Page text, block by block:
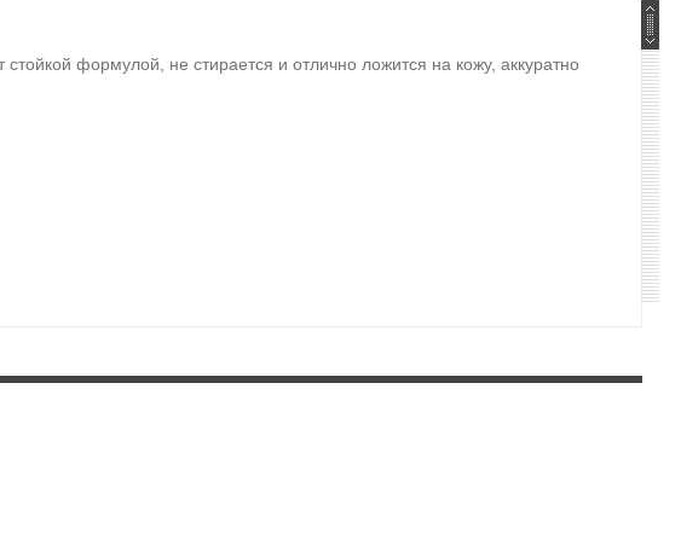
формулой, не стирается и отлично ложится на кожу, аккуратно